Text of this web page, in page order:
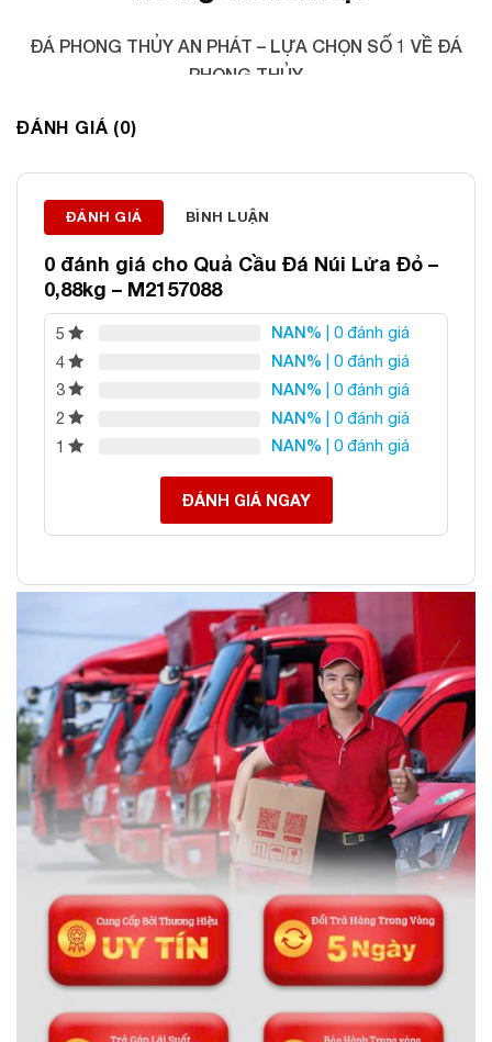
ĐÁ PHONG THỦY AN PHÁT – LỰA CHỌN SỐ 1 VỀ ĐÁ
PHONG THỦY
ĐÁNH GIÁ (0)
ĐÁNH GIÁ BÌNH LUẬN
0 đánh giá cho Quả Cầu Đá Núi Lửa Đỏ –
0,88kg – M2157088
5 NAN% | 0 đánh giá
4
NAN% | 0 đánh giá
3
NAN% | 0 đánh giá
2
NAN% | 0 đánh giá
1
NAN% | 0 đánh giá
ĐÁNH GIÁ NGAY